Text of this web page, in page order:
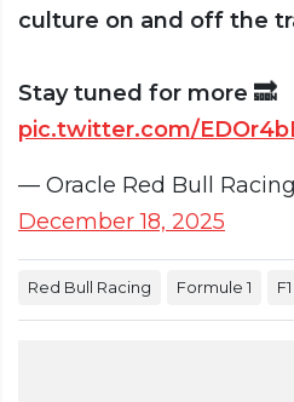
culture on and off the
Stay tuned for more 🔜
pic.twitter.com/
— Oracle Red Bull
December 18, 2025
Red Bull Racing Formule 1